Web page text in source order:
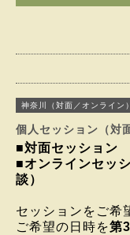
神奈川（対面／オンライン）
個人セッション（対
■対面セッション
■オンラインセッ
談）
セッションをご希
ご希望の日時を第